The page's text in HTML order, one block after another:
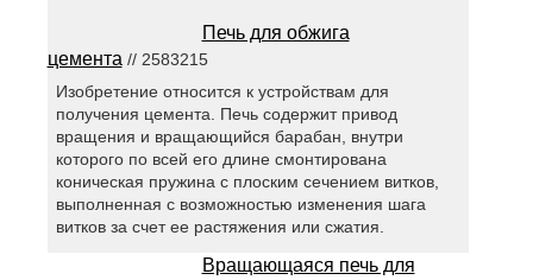
Печь для обжига
цемента // 2583215
Изобретение относится к устройствам для
получения цемента. Печь содержит привод
вращения и вращающийся барабан, внутри
которого по всей его длине смонтирована
коническая пружина с плоским сечением витков,
выполненная с возможностью изменения шага
витков за счет ее растяжения или сжатия.
Вращающаяся печь для